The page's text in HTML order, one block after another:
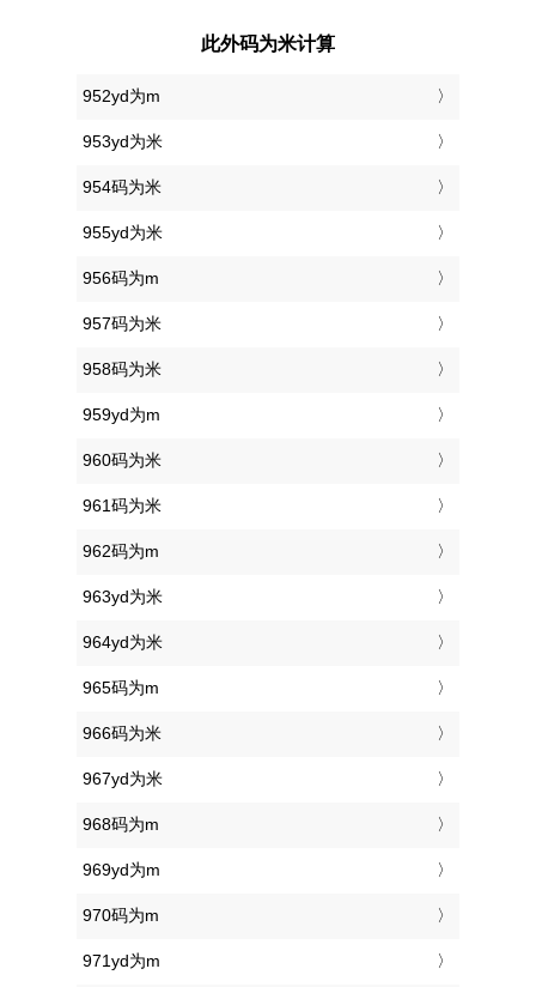
此外码为米计算
952yd为m
953yd为米
954码为米
955yd为米
956码为m
957码为米
958码为米
959yd为m
960码为米
961码为米
962码为m
963yd为米
964yd为米
965码为m
966码为米
967yd为米
968码为m
969yd为m
970码为m
971yd为m